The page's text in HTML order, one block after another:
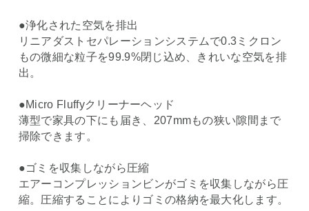
●浄化された空気を排出
リニアダストセパレーションシステムで0.3ミクロン
もの微細な粒子を99.9%閉じ込め、きれいな空気を排
出。
●Micro Fluffyクリーナーヘッド
薄型で家具の下にも届き、207mmもの狭い隙間まで
掃除できます。
●ゴミを収集しながら圧縮
エアーコンプレッションビンがゴミを収集しながら圧
縮。圧縮することによりゴミの格納を最大化します。